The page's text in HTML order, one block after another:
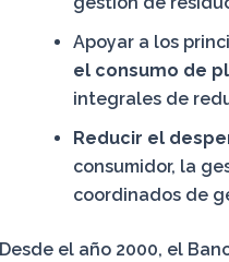
Apoyar a los
el consumo de
integrales de
Reducir el
consumidor, la
coordinados de
Desde el año 2000, el